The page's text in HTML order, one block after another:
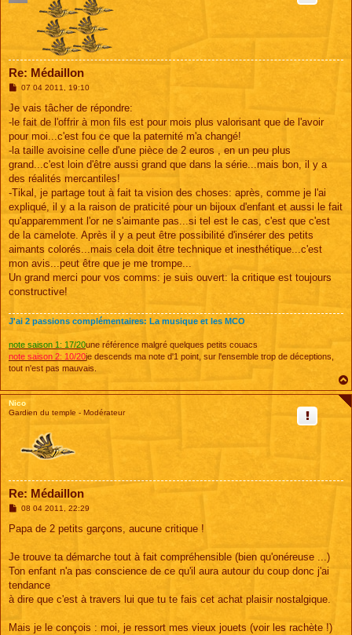
Re: Médaillon
M
s
a
g
07 04 2011, 19:10
Je vais tâcher de répondre:
-le fait de l'offrir à mon fils est pour mois plus valorisant que de l'avoir
pour moi...c'est fou ce que la paternité m'a changé!
-la taille avoisine celle d'une pièce de 2 euros , en un peu plus
grand...c'est loin d'être aussi grand que dans la série...mais bon, il y a
des réalités mercantiles!
-Tikal, je partage tout à fait ta vision des choses: après, comme je l'ai
expliqué, il y a la raison de praticité pour un bijoux d'enfant et aussi le fait
qu'apparemment l'or ne s'aimante pas...si tel est le cas, c'est que c'est
de la camelote. Après il y a peut être possibilité d'insérer des petits
aimants colorés...mais cela doit être technique et inesthétique...c'est
mon avis...peut être que je me trompe...
Un grand merci pour vos comms: je suis ouvert: la critique est toujours
constructive!
J'ai 2 passions complémentaires: La musique et les MCO
note saison 1: 17/20une référence malgré quelques petits couacs
note saison 2: 10/20je descends ma note d'1 point, sur l'ensemble trop de déceptions,
tout n'est pas mauvais.
Nico
Gardien du temple - Modérateur
Re: Médaillon
M
s
s
g
08 04 2011, 22:29
Papa de 2 petits garçons, aucune critique !
Je trouve ta démarche tout à fait compréhensible (bien qu'onéreuse ...)
Ton enfant n'a pas conscience de ce qu'il aura autour du coup donc j'ai
tendance
à dire que c'est à travers lui que tu te fais cet achat plaisir nostalgique.
Mais je le conçois : moi, je ressort mes vieux jouets (voir les rachète !)